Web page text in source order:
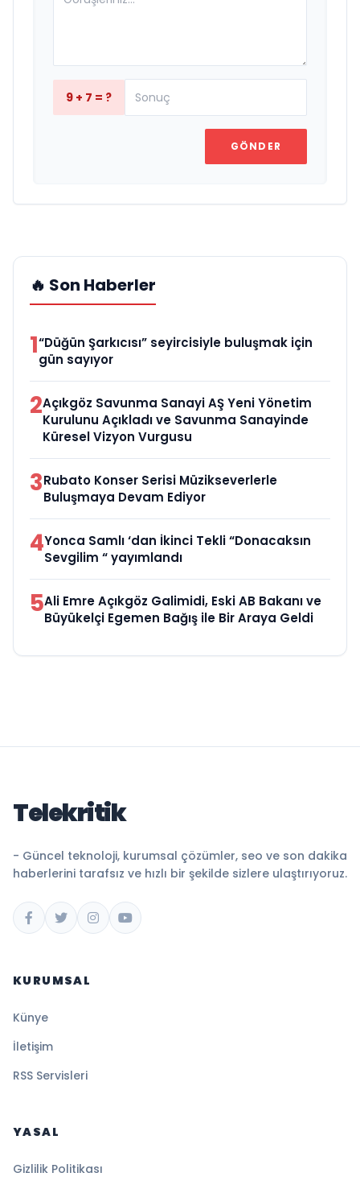
9 + 7 = ?
GÖNDER
🔥 Son Haberler
1“Düğün Şarkıcısı” seyircisiyle buluşmak için
gün sayıyor
2Açıkgöz Savunma Sanayi AŞ Yeni Yönetim
Kurulunu Açıkladı ve Savunma Sanayinde
Küresel Vizyon Vurgusu
3Rubato Konser Serisi Müzikseverlerle
Buluşmaya Devam Ediyor
4Yonca Samlı ‘dan İkinci Tekli “Donacaksın
Sevgilim “ yayımlandı
5Ali Emre Açıkgöz Galimidi, Eski AB Bakanı ve
Büyükelçi Egemen Bağış ile Bir Araya Geldi
Telekritik
- Güncel teknoloji, kurumsal çözümler, seo ve son dakika
haberlerini tarafsız ve hızlı bir şekilde sizlere ulaştırıyoruz.
KURUMSAL
Künye
İletişim
RSS Servisleri
YASAL
Gizlilik Politikası